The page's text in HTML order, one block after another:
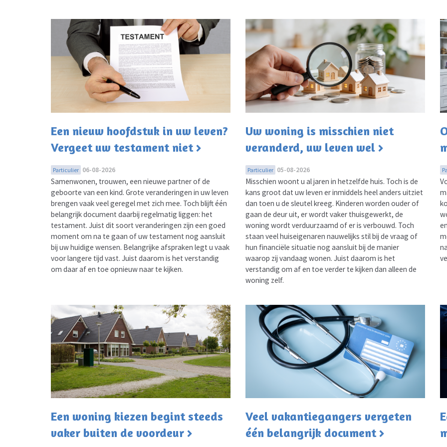
Een nieuw hoofdstuk in uw leven?
Vergeet uw testament niet
Particulier 06-08-2026
Samenwonen, trouwen, een nieuwe partner of de
geboorte van een kind. Grote veranderingen in uw leven
brengen vaak veel geregel met zich mee. Toch blijft één
belangrijk document daarbij regelmatig liggen: het
testament. Juist dit soort veranderingen zijn een goed
moment om na te gaan of uw testament nog aansluit
bij uw huidige wensen. Belangrijke afspraken legt u vaak
voor langere tijd vast. Juist daarom is het verstandig
om daar af en toe opnieuw naar te kijken.
Uw woning is misschien niet
veranderd, uw leven wel
Particulier 05-08-2026
Misschien woont u al jaren in hetzelfde huis. Toch is de
kans groot dat uw leven er inmiddels heel anders uitziet
dan toen u de sleutel kreeg. Kinderen worden ouder of
gaan de deur uit, er wordt vaker thuisgewerkt, de
woning wordt verduurzaamd of er is verbouwd. Toch
staan veel huiseigenaren nauwelijks stil bij de vraag of
hun financiële situatie nog aansluit bij de manier
waarop zij vandaag wonen. Juist daarom is het
verstandig om af en toe verder te kijken dan alleen de
woning zelf.
Een woning kiezen begint steeds
vaker buiten de voordeur
Veel vakantiegangers vergeten
één belangrijk document